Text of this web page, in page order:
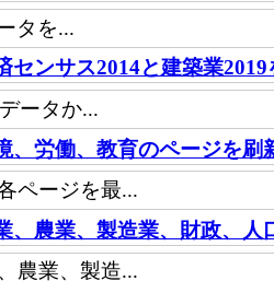
タを...
センサス2014と建築業2019
ータか...
、労働、教育のページを刷
ページを最...
、農業、製造業、財政、人
農業、製造...